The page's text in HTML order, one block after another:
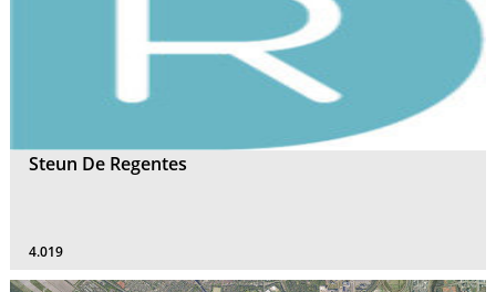
Steun De Regentes
4.019